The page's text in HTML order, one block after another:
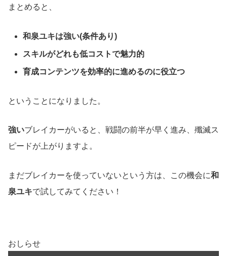
まとめると、
和泉ユキは強い(条件あり)
スキルがどれも低コストで魅力的
育成コンテンツを効率的に進めるのに役立つ
ということになりました。
強いブレイカーがいると、戦闘の前半が早く進み、殲滅ス
ピードが上がりますよ。
まだブレイカーを使っていないという方は、この機会に和
泉ユキで試してみてください！
おしらせ